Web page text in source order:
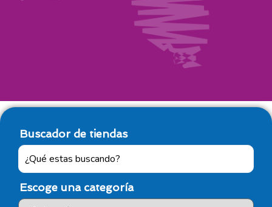
Buscador de tiendas
Escoge una categoría